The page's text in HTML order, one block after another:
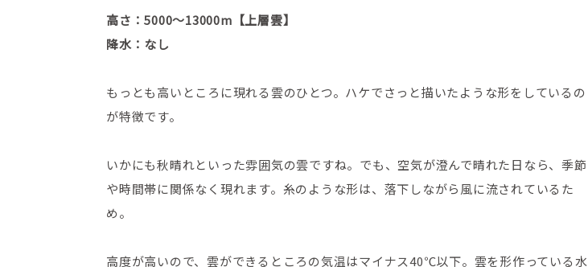
高さ：5000～13000m【上層雲】
降水：なし
もっとも高いところに現れる雲のひとつ。ハケでさっと描いたような形をしているの
が特徴です。
いかにも秋晴れといった雰囲気の雲ですね。でも、空気が澄んで晴れた日なら、季節
や時間帯に関係なく現れます。糸のような形は、落下しながら風に流されているた
め。
高度が高いので、雲ができるところの気温はマイナス40℃以下。雲を形作っている水